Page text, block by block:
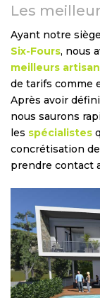
Les
Ayant notre
Six-Fours, nous
meilleurs
de tarifs comme
Après avoir
nous saurons
les spécialistes
concrétisation
prendre contact